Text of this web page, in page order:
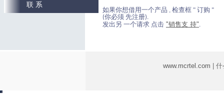
如果你想借用一个产品 , 检查框 " 订购 "
(你必须 先注册).
发出另 一个请求 点击 "销售支 持".
www.mcrtel.com |
联 系